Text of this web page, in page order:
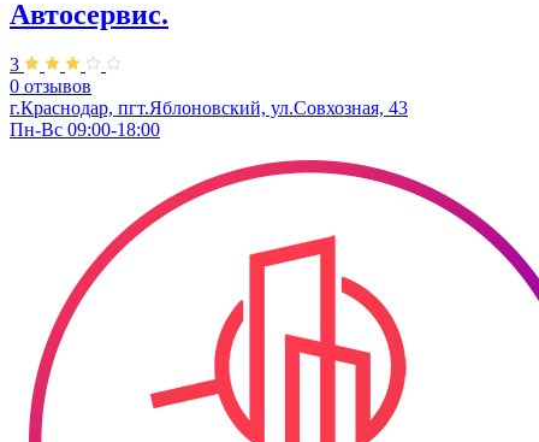
Автосервис.
3
0 отзывов
г.Краснодар, пгт.Яблоновский, ул.Совхозная, 43
Пн-Вс 09:00-18:00